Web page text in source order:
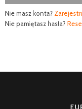
KATALOGI
O FIRMIE
Nie masz konta?
Nie pamiętasz hasła?